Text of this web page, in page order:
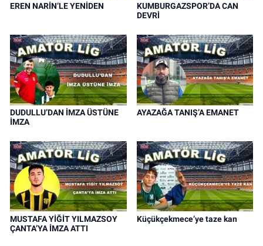
EREN NARİN’LE YENİDEN
KUMBURGAZSPOR’DA CAN
DEVRİ
DUDULLU’DAN İMZA ÜSTÜNE
İMZA
AYAZAĞA TANIŞ’A EMANET
MUSTAFA YİĞİT YILMAZSOY
ÇANTA’YA İMZA ATTI
Küçükçekmece’ye taze kan